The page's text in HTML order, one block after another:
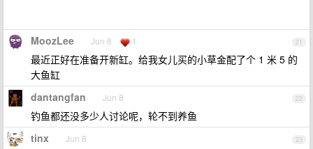
21
MoozLee Jun 8 1
最近正好在准备开新缸。给我女儿买的小草金配了个 1 米 5 的
大鱼缸
22
dantangfan Jun 8
钓鱼都还没多少人讨论呢，轮不到养鱼
23
tinx Jun 8